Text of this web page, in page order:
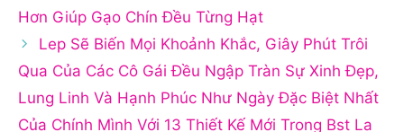
Hơn Giúp Gạo Chín Đều Từng Hạt
Lep Sẽ Biến Mọi Khoảnh Khắc, Giây Phút Trôi
Qua Của Các Cô Gái Đều Ngập Tràn Sự Xinh Đẹp,
Lung Linh Và Hạnh Phúc Như Ngày Đặc Biệt Nhất
Của Chính Mình Với 13 Thiết Kế Mới Trong Bst La